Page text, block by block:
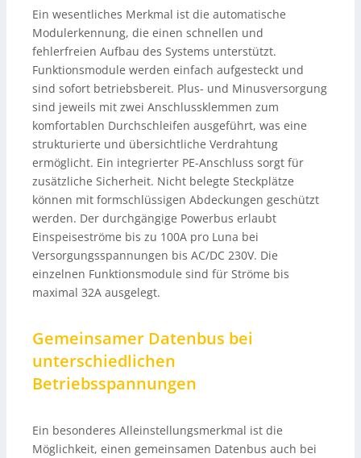
Ein wesentliches Merkmal ist die automatische
Modulerkennung, die einen schnellen und
fehlerfreien Aufbau des Systems unterstützt.
Funktionsmodule werden einfach aufgesteckt und
sind sofort betriebsbereit. Plus- und Minusversorgung
sind jeweils mit zwei Anschlussklemmen zum
komfortablen Durchschleifen ausgeführt, was eine
strukturierte und übersichtliche Verdrahtung
ermöglicht. Ein integrierter PE-Anschluss sorgt für
zusätzliche Sicherheit. Nicht belegte Steckplätze
können mit formschlüssigen Abdeckungen geschützt
werden. Der durchgängige Powerbus erlaubt
Einspeiseströme bis zu 100A pro Luna bei
Versorgungsspannungen bis AC/DC 230V. Die
einzelnen Funktionsmodule sind für Ströme bis
maximal 32A ausgelegt.
Gemeinsamer Datenbus bei
unterschiedlichen
Betriebsspannungen
Ein besonderes Alleinstellungsmerkmal ist die
Möglichkeit, einen gemeinsamen Datenbus auch bei